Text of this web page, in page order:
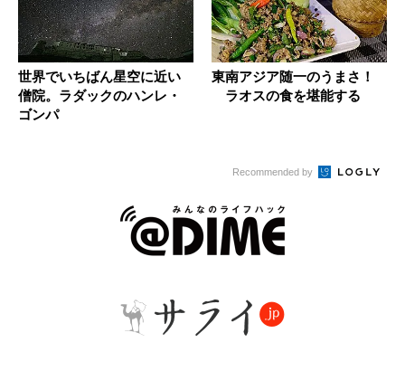
世界でいちばん星空に近い
僧院。ラダックのハンレ・
ゴンパ
東南アジア随一のうまさ！
ラオスの食を堪能する
Recommended by